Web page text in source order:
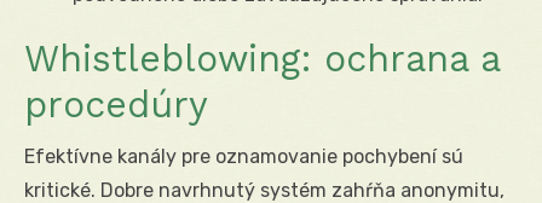
Whistleblowing: ochrana a
procedúry
Efektívne kanály pre oznamovanie pochybení sú
kritické. Dobre navrhnutý systém zahŕňa anonymitu,